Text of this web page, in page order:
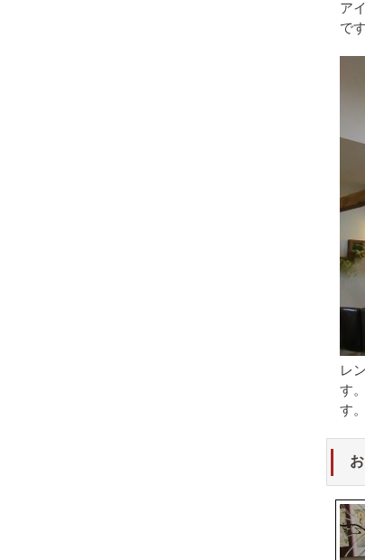
ア
で
レ
す
す。